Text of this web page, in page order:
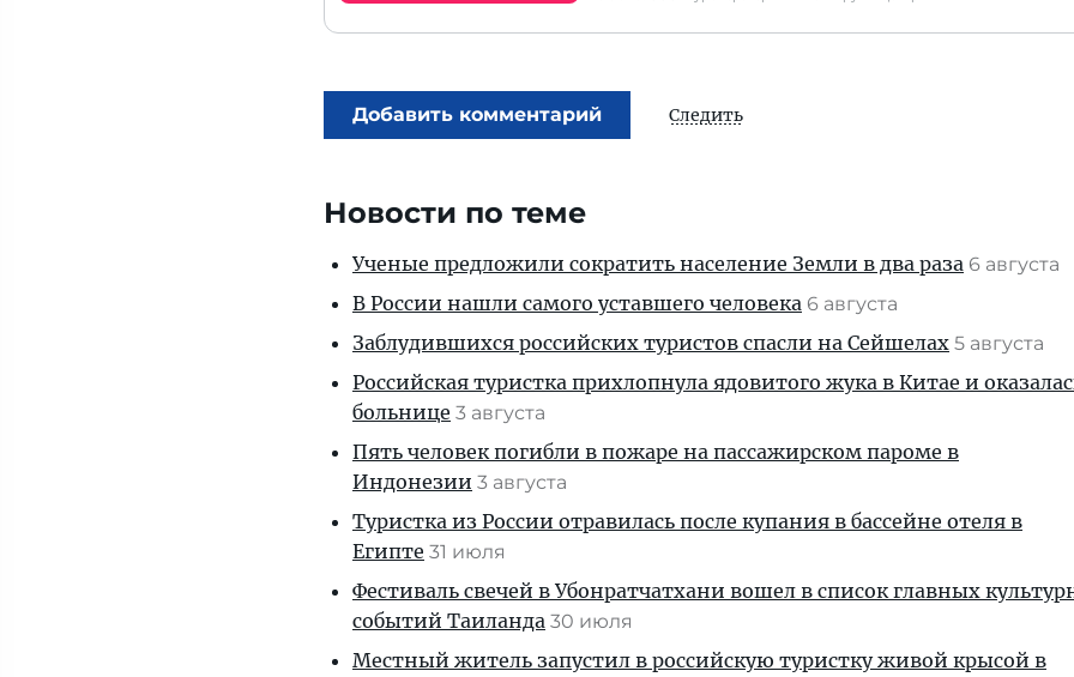
Добавить комментарий Следить
Новости по теме
Ученые предложили сократить население Земли в два раза 6 августа
В России нашли самого уставшего человека 6 августа
Заблудившихся российских туристов спасли на Сейшелах 5 августа
Российская туристка прихлопнула ядовитого жука в Китае и
больнице 3 августа
Пять человек погибли в пожаре на пассажирском пароме в
Индонезии 3 августа
Туристка из России отравилась после купания в бассейне отеля в
Египте 31 июля
Фестиваль свечей в Убонратчатхани вошел в список главных
событий Таиланда 30 июля
Местный житель запустил в российскую туристку живой крысой в